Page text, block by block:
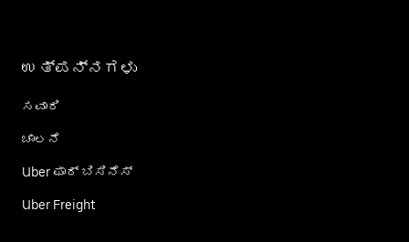
ಉತ್ಪನ್ನಗಳು
ಸವಾರಿ
ಚಾಲನೆ
Uber ಫಾರ್ ಬಿಸಿನೆಸ್
Uber Freight